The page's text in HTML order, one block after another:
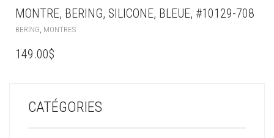
MONTRE, BERING, SILICONE, BLEUE, #10129-708
BERING MONTRES
149.00$
CATÉGORIES